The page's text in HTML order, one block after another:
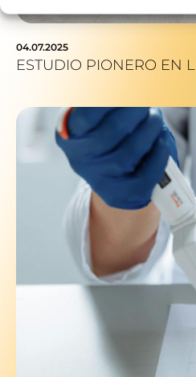
04.07.2025
ESTUDIO PIONERO EN